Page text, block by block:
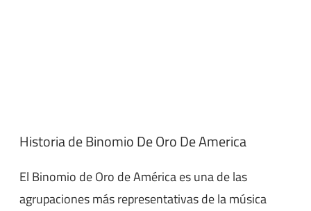
Historia de Binomio De Oro De America
El Binomio de Oro de América es una de las
agrupaciones más representativas de la música